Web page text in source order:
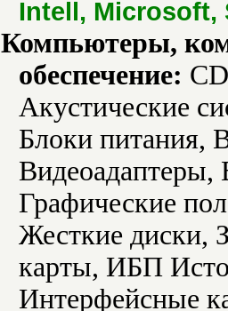
Intell, Microsoft,
Компьютеры,
обеспечение:
Акустические
Блоки питания,
Видеоадаптеры,
Графические
Жесткие диски,
карты, ИБП
Интерфейсные